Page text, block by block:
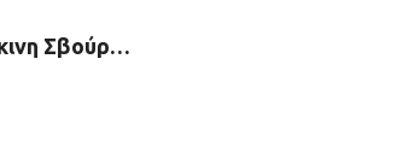
Pancakes Apple Pie στην Κόκκινη Σβούρα στο Χαλάνδρι